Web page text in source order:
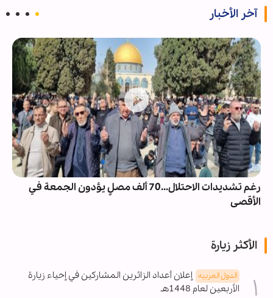
آخر الأخبار
رغم تشديدات الاحتلال...70 ألف مصلٍ يؤدون الجمعة في
الأقصى
الأكثر زيارة
الدول العربیه إعلان أعداد الزائرين المشاركين في إحياء زيارة
الأربعين لعام 1448هـ